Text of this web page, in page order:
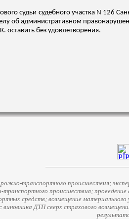
судьи судебного участка N 126
об административном
оставить без удовлетворения.
транспортного происшествия;
происшествия;
средств; возмещение
ДТП сверх страхового